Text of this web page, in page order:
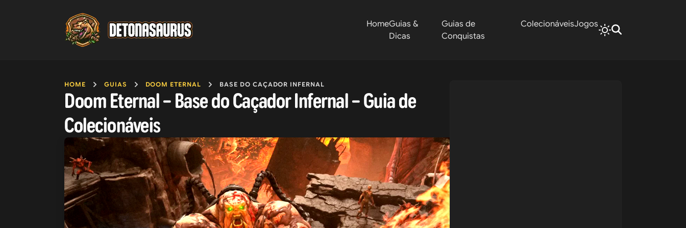
HomeGuias &
Dicas
Guias de
Conquistas
ColecionáveisJogos
HOME GUIAS DOOM ETERNAL BASE DO CAÇADOR INFERNAL
Doom Eternal – Base do Caçador Infernal – Guia de
Colecionáveis